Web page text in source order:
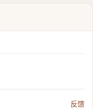
反馈